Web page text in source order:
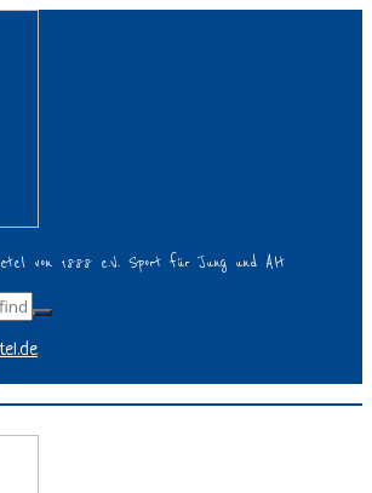
von 1888 e.V. Sport für Jung und Alt